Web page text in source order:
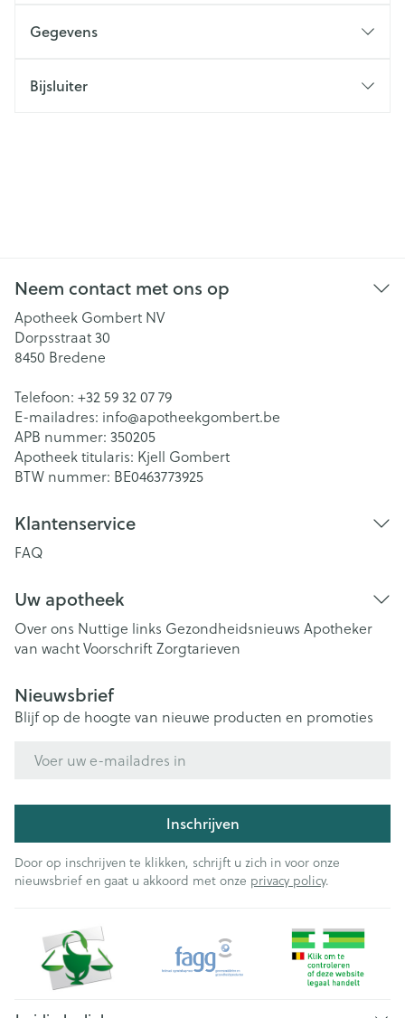
Gegevens
Bijsluiter
Neem contact met ons op
Apotheek Gombert NV
Dorpsstraat 30
8450 Bredene
Telefoon: +32 59 32 07 79
E-mailadres: info@apotheekgombert.be
APB nummer: 350205
Apotheek titularis: Kjell Gombert
BTW nummer: BE0463773925
Klantenservice
FAQ
Uw apotheek
Over ons Nuttige links Gezondheidsnieuws Apotheker
van wachtVoorschriftZorgtarieven
Nieuwsbrief
Blijf op de hoogte van nieuwe producten en promoties
Inschrijven
Door op inschrijven te klikken, schrijft u zich in voor onze
nieuwsbrief en gaat u akkoord met onze privacy policy.